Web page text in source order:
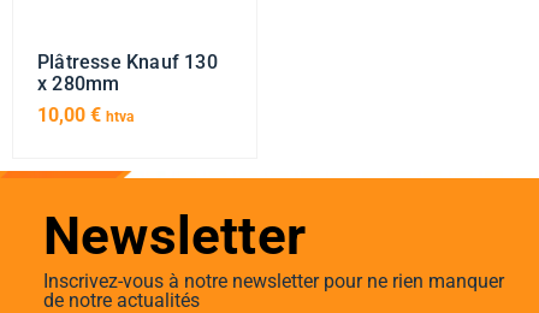
Plâtresse Knauf 130
x 280mm
10,00 € htva
Newsletter
Inscrivez-vous à notre newsletter pour ne rien manquer
de notre actualités